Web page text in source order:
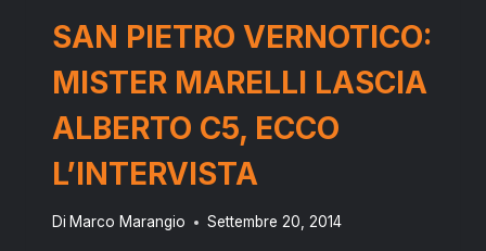
DI
RITARDO
SAN PIETRO VERNOTICO:
MISTER MARELLI LASCIA
ALBERTO C5, ECCO
L’INTERVISTA
Di Marco Marangio Settembre 20, 2014